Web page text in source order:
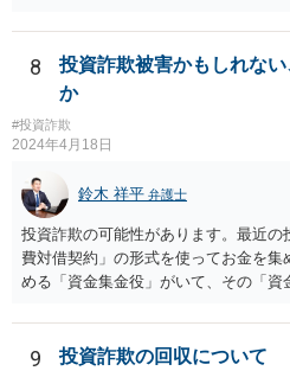
護士検索でその弁護士を検索し、そ
絡をして、通知書の内容等について
8
投資詐欺被害かもしれな
か
#投資詐欺
2024年4月18日
鈴木 祥平 弁護士
投資詐欺の可能性があります。最近の
費対借契約」の形式を使ってお金を
める「資金集金役」がいて、その「
初は、数回、配当を支払うことをし
頼させて、追加の投資をさせる場合が
9 投資詐欺の回収について